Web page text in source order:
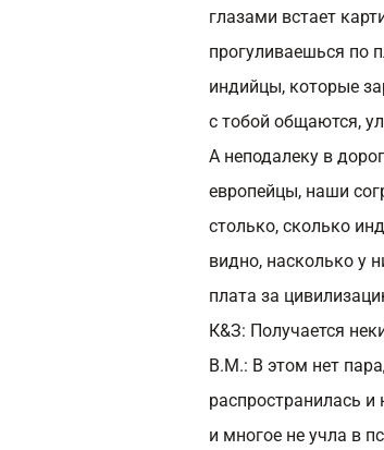
глазами встает
прогуливаешься по
индийцы, которые
с тобой общаются,
А неподалеку в
европейцы, наши
столько, сколько
видно, насколько у
плата за
К&З: Получается
В.М.: В этом нет
распространилась и
и многое не учла в